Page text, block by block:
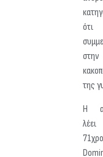
ότι
στην
της
Η